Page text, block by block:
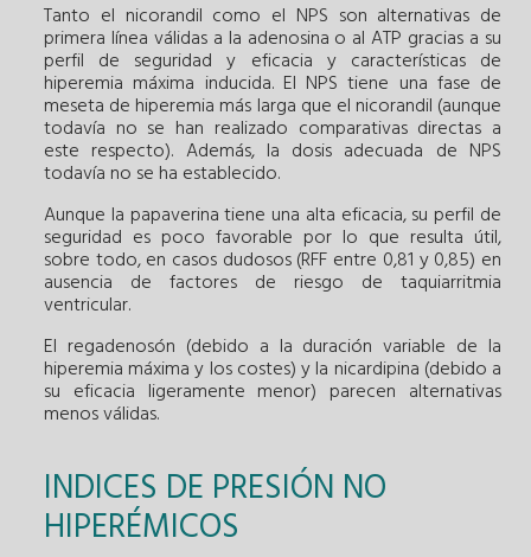
Tanto el nicorandil como el NPS son alternativas de
primera línea válidas a la adenosina o al ATP gracias a su
perfil de seguridad y eficacia y características de
hiperemia máxima inducida. El NPS tiene una fase de
meseta de hiperemia más larga que el nicorandil (aunque
todavía no se han realizado comparativas directas a
este respecto). Además, la dosis adecuada de NPS
todavía no se ha establecido.
Aunque la papaverina tiene una alta eficacia, su perfil de
seguridad es poco favorable por lo que resulta útil,
sobre todo, en casos dudosos (RFF entre 0,81 y 0,85) en
ausencia de factores de riesgo de taquiarritmia
ventricular.
El regadenosón (debido a la duración variable de la
hiperemia máxima y los costes) y la nicardipina (debido a
su eficacia ligeramente menor) parecen alternativas
menos válidas.
INDICES DE PRESIÓN NO
HIPERÉMICOS